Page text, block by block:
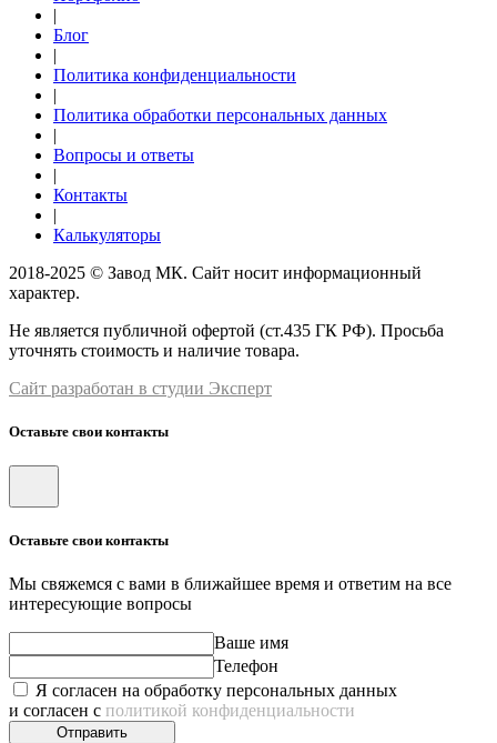
|
Блог
|
Политика конфиденциальности
|
Политика обработки персональных данных
|
Вопросы и ответы
|
Контакты
|
Калькуляторы
2018-2025 © Завод МК. Сайт носит информационный
характер.
Не является публичной офертой (ст.435 ГК РФ). Просьба
уточнять стоимость и наличие товара.
Сайт разработан в студии Эксперт
Оставьте свои контакты
Оставьте свои контакты
Мы свяжемся с вами в ближайшее время и ответим на все
интересующие вопросы
Ваше имя
Телефон
Я согласен на обработку персональных данных
и согласен с политикой конфиденциальности
Отправить